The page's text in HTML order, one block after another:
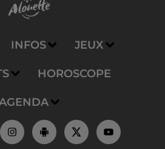
INFOS JEUX
HOROSCOPE